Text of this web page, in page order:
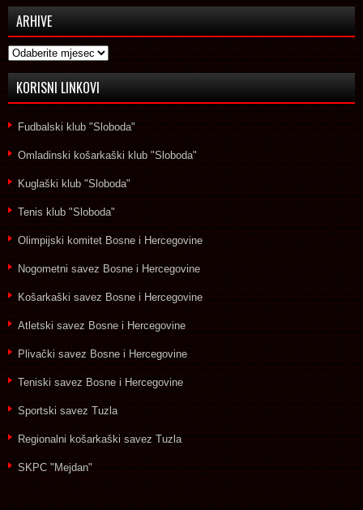
ARHIVE
Arhive
KORISNI LINKOVI
Fudbalski klub "Sloboda"
Omladinski košarkaški klub "Sloboda"
Kuglaški klub "Sloboda"
Tenis klub "Sloboda"
Olimpijski komitet Bosne i Hercegovine
Nogometni savez Bosne i Hercegovine
Košarkaški savez Bosne i Hercegovine
Atletski savez Bosne i Hercegovine
Plivački savez Bosne i Hercegovine
Teniski savez Bosne i Hercegovine
Sportski savez Tuzla
Regionalni košarkaški savez Tuzla
SKPC "Mejdan"